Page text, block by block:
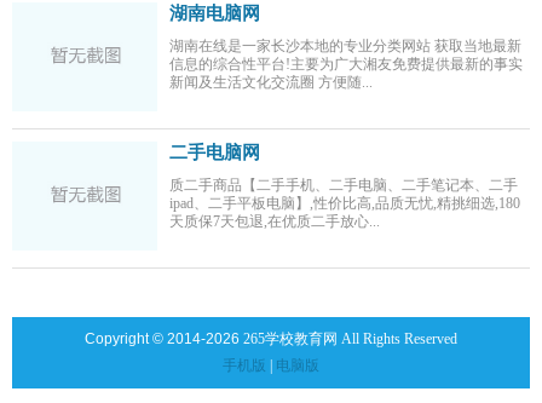
湖南电脑网
湖南在线是一家长沙本地的专业分类网站 获取当地最新
信息的综合性平台!主要为广大湘友免费提供最新的事实
新闻及生活文化交流圈 方便随...
二手电脑网
质二手商品【二手手机、二手电脑、二手笔记本、二手
ipad、二手平板电脑】,性价比高,品质无忧,精挑细选,180
天质保7天包退,在优质二手放心...
Copyright © 2014-2026 265学校教育网 All Rights Reserved
手机版
电脑版